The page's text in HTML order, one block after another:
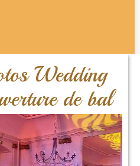
Wedding
de bal